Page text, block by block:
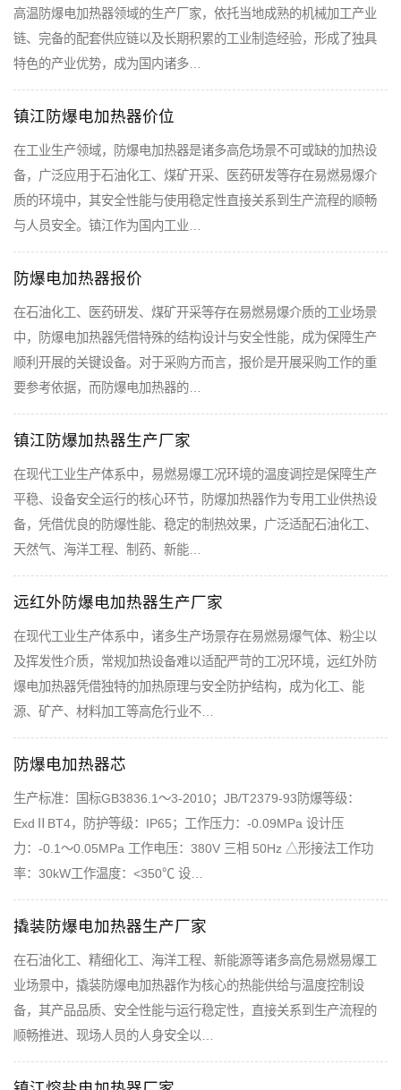
高温防爆电加热器领域的生产厂家，依托当地成熟的机械加工产业
链、完备的配套供应链以及长期积累的工业制造经验，形成了独具
特色的产业优势，成为国内诸多…
镇江防爆电加热器价位
在工业生产领域，防爆电加热器是诸多高危场景不可或缺的加热设
备，广泛应用于石油化工、煤矿开采、医药研发等存在易燃易爆介
质的环境中，其安全性能与使用稳定性直接关系到生产流程的顺畅
与人员安全。镇江作为国内工业…
防爆电加热器报价
在石油化工、医药研发、煤矿开采等存在易燃易爆介质的工业场景
中，防爆电加热器凭借特殊的结构设计与安全性能，成为保障生产
顺利开展的关键设备。对于采购方而言，报价是开展采购工作的重
要参考依据，而防爆电加热器的…
镇江防爆加热器生产厂家
在现代工业生产体系中，易燃易爆工况环境的温度调控是保障生产
平稳、设备安全运行的核心环节，防爆加热器作为专用工业供热设
备，凭借优良的防爆性能、稳定的制热效果，广泛适配石油化工、
天然气、海洋工程、制药、新能…
远红外防爆电加热器生产厂家
在现代工业生产体系中，诸多生产场景存在易燃易爆气体、粉尘以
及挥发性介质，常规加热设备难以适配严苛的工况环境，远红外防
爆电加热器凭借独特的加热原理与安全防护结构，成为化工、能
源、矿产、材料加工等高危行业不…
防爆电加热器芯
生产标准：国标GB3836.1～3-2010；JB/T2379-93防爆等级：
ExdⅡBT4，防护等级：IP65；工作压力：-0.09MPa 设计压
力：-0.1～0.05MPa 工作电压：380V 三相 50Hz △形接法工作功
率：30kW工作温度：<350℃ 设…
撬装防爆电加热器生产厂家
在石油化工、精细化工、海洋工程、新能源等诸多高危易燃易爆工
业场景中，撬装防爆电加热器作为核心的热能供给与温度控制设
备，其产品品质、安全性能与运行稳定性，直接关系到生产流程的
顺畅推进、现场人员的人身安全以…